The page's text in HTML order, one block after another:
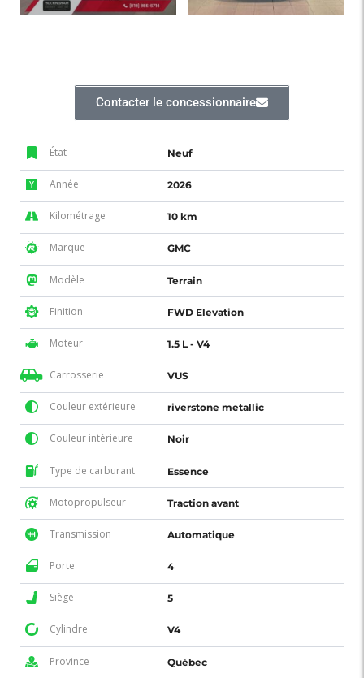
Contacter le concessionnaire
État Neuf
Année 2026
Kilométrage 10 km
Marque GMC
Modèle Terrain
Finition FWD Elevation
Moteur 1.5 L - V4
Carrosserie VUS
Couleur extérieure riverstone metallic
Couleur intérieure Noir
Type de carburant Essence
Motopropulseur Traction avant
Transmission Automatique
Porte 4
Siège 5
Cylindre V4
Province Québec